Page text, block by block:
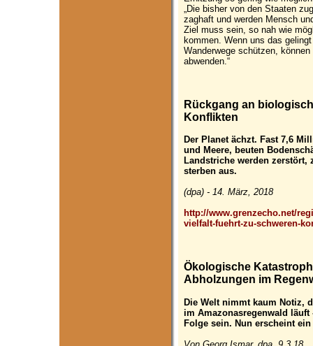
„Die bisher von den Staaten
zaghaft und werden Mensch
Ziel muss sein, so nah wie
kommen. Wenn uns das
Wanderwege schützen,
abwenden.“
Rückgang an
Konflikten
Der Planet ächzt. Fast 7,6
und Meere, beuten
Landstriche werden zerstört,
sterben aus.
(dpa) - 14. März, 2018
http://www.grenzecho.net/
vielfalt-fuehrt-zu-schweren-
Ökologische
Abholzungen im
Die Welt nimmt kaum Notiz,
im Amazonasregenwald
Folge sein. Nun erscheint